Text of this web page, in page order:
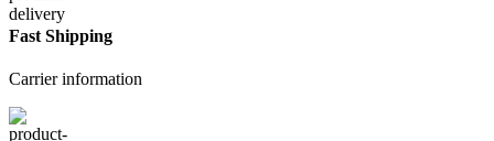
Fast Shipping
Carrier information